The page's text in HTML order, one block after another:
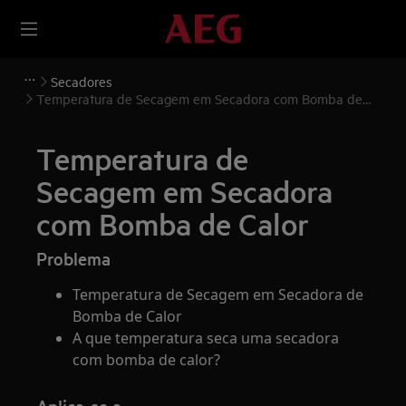
Secadores
Temperatura de Secagem em Secadora com Bomba de
Temperatura de
Secagem em Secadora
com Bomba de Calor
Problema
Temperatura de Secagem em Secadora de
Bomba de Calor
A que temperatura seca uma secadora
com bomba de calor?